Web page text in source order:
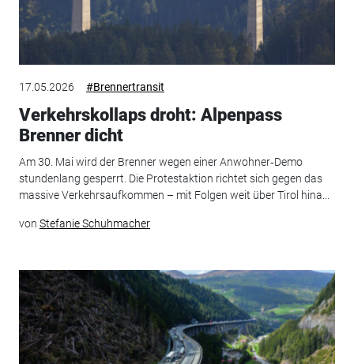
17.05.2026 #Brennertransit
Verkehrskollaps droht: Alpenpass
Brenner dicht
Am 30. Mai wird der Brenner wegen einer Anwohner‑Demo
stundenlang gesperrt. Die Protestaktion richtet sich gegen das
massive Verkehrsaufkommen – mit Folgen weit über Tirol hina...
von Stefanie Schuhmacher